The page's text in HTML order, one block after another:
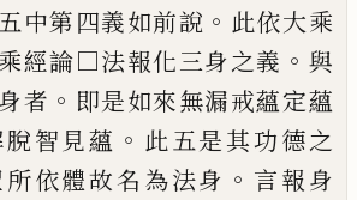
中第四義如前說 。 此依大乘
經論□法報化三身之義 。 與
者 。 即是如來無漏戒蘊定蘊
智見蘊 。 此五是其功德之
依體故名 為法身 。 言報身